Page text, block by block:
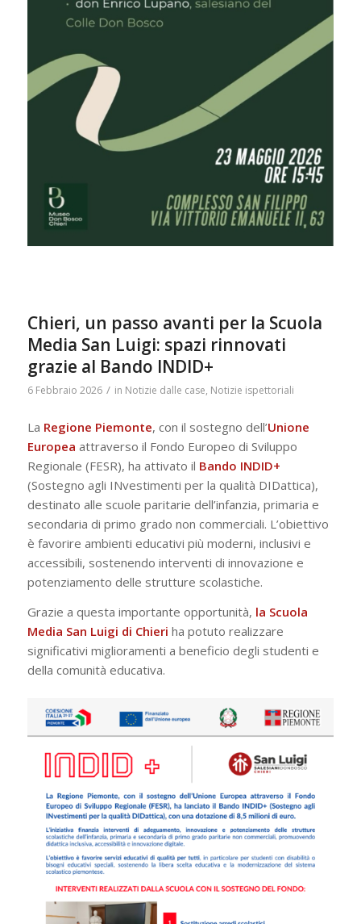
Chieri, un passo avanti per la Scuola
Media San Luigi: spazi rinnovati
grazie al Bando INDID+
6 Febbraio 2026 / in Notizie dalle case, Notizie ispettoriali
La Regione Piemonte, con il sostegno dell’Unione
Europea attraverso il Fondo Europeo di Sviluppo
Regionale (FESR), ha attivato il Bando INDID+
(Sostegno agli INvestimenti per la qualità DIDattica),
destinato alle scuole paritarie dell’infanzia, primaria e
secondaria di primo grado non commerciali. L’obiettivo
è favorire ambienti educativi più moderni, inclusivi e
accessibili, sostenendo interventi di innovazione e
potenziamento delle strutture scolastiche.
Grazie a questa importante opportunità, la Scuola
Media San Luigi di Chieri ha potuto realizzare
significativi miglioramenti a beneficio degli studenti e
della comunità educativa.